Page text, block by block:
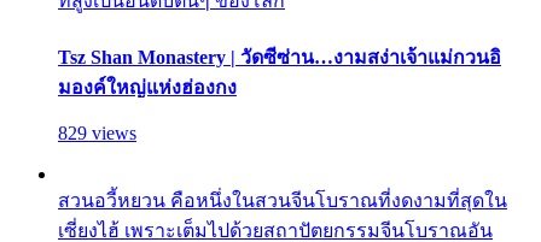
Tsz Shan Monastery | วัดซีซ่าน…งามสง่าเจ้าแม่กวนอิ
มองค์ใหญ่แห่งฮ่องกง
829 views
สวนอวี้หยวน คือหนึ่งในสวนจีนโบราณที่งดงามที่สุดใน
เซี่ยงไฮ้ เพราะเต็มไปด้วยสถาปัตยกรรมจีนโบราณอัน